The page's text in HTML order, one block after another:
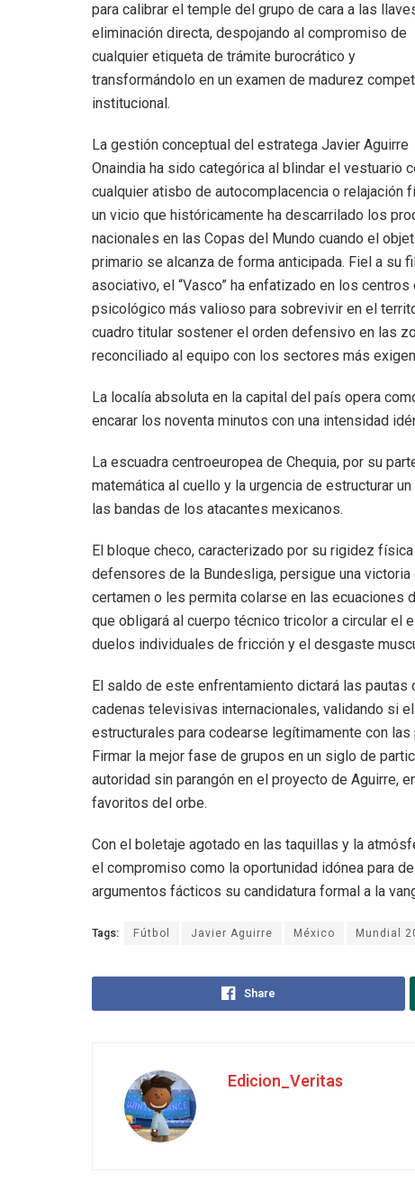
para calibrar el temple del grupo de cara a las
eliminación directa, despojando al compromiso de
cualquier etiqueta de trámite burocrático y
transformándolo en un examen de madurez
institucional.
La gestión conceptual del estratega Javier Aguirre
Onaindia ha sido categórica al blindar el vestuario
cualquier atisbo de autocomplacencia o relajación
un vicio que históricamente ha descarrilado los
nacionales en las Copas del Mundo cuando el
primario se alcanza de forma anticipada. Fiel a
asociativo, el “Vasco” ha enfatizado en los
psicológico más valioso para sobrevivir en el
cuadro titular sostener el orden defensivo en las
reconciliado al equipo con los sectores más
La localía absoluta en la capital del país opera
encarar los noventa minutos con una intensidad
La escuadra centroeuropea de Chequia, por su
matemática al cuello y la urgencia de estructurar
las bandas de los atacantes mexicanos.
El bloque checo, caracterizado por su rigidez
defensores de la Bundesliga, persigue una
certamen o les permita colarse en las ecuaciones
que obligará al cuerpo técnico tricolor a circular el
duelos individuales de fricción y el desgaste
El saldo de este enfrentamiento dictará las
cadenas televisivas internacionales, validando si
estructurales para codearse legítimamente con
Firmar la mejor fase de grupos en un siglo de
autoridad sin parangón en el proyecto de Aguirre,
favoritos del orbe.
Con el boletaje agotado en las taquillas y la
el compromiso como la oportunidad idónea para
argumentos fácticos su candidatura formal a la
Tags: Fútbol Javier Aguirre México Mundial
Share
Edicion_Veritas